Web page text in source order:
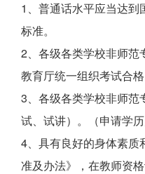
1、普通话水平应当达
标准。
2、各级各类学校非师范
教育厅统一组织考试合
3、各级各类学校非师范
试、试讲）。（申请学
4、具有良好的身体素质
准及办法》，在教师资